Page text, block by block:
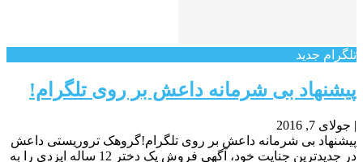
تلگرام جدید
پیشنهاد بی شرمانه داعش بر روی تلگرام!
| جولای 7, 2016
پیشنهاد بی شرمانه داعش بر روی تلگرام!گروهک تروریستی داعش
در جدیدترین جنایت خود، آگهی فروش یک دختر 12 ساله ایزدی را به